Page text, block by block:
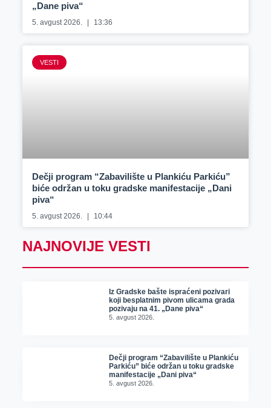
„Dane piva“
5. avgust 2026. 13:36
VESTI
Dečji program “Zabavilište u Plankiću Parkiću”
biće održan u toku gradske manifestacije „Dani
piva“
5. avgust 2026. 10:44
NAJNOVIJE VESTI
Iz Gradske bašte ispraćeni pozivari
koji besplatnim pivom ulicama grada
pozivaju na 41. „Dane piva“
5. avgust 2026.
Dečji program “Zabavilište u Plankiću
Parkiću” biće održan u toku gradske
manifestacije „Dani piva“
5. avgust 2026.